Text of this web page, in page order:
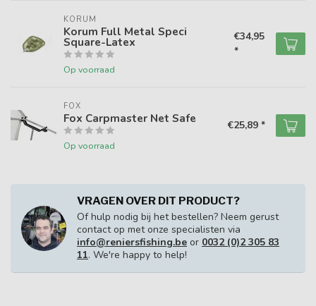
KORUM
Korum Full Metal Speci
Square-Latex
Op voorraad
€34,95
*
FOX
Fox Carpmaster Net Safe
Op voorraad
€25,89 *
VRAGEN OVER DIT PRODUCT?
Of hulp nodig bij het bestellen? Neem gerust
contact op met onze specialisten via
info@reniersfishing.be or 0032 (0)2 305 83
11. We're happy to help!